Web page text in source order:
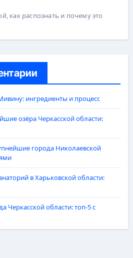
как распознать и почему это
ингредиенты и процесс
озёра Черкасской области:
города Николаевской
в Харьковской области:
Черкасской области: топ-5 с